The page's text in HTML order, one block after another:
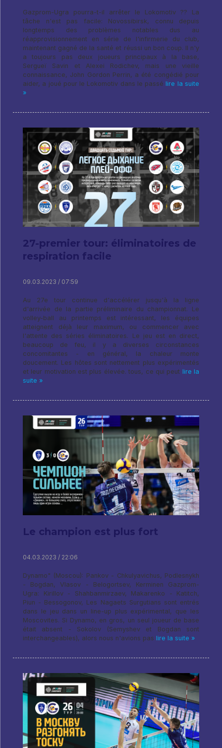
Gazprom-Ugra pourra-t-il arrêter le Lokomotiv ?? La
tâche n'est pas facile: Novossibirsk, connu depuis
longtemps des problèmes notables dus au
réapprovisionnement en série de l'infirmerie du club,
maintenant gagné de la santé et réussi un bon coup. Il n'y
a toujours pas deux joueurs principaux à la base,
Sergueï Savin et Alexei Rodichev, mais une vieille
connaissance, John Gordon Perrin, a été congédié pour
aider, a joué pour le Lokomotiv dans le passé lire la suite
»
27-premier tour: éliminatoires de
respiration facile
09.03.2023 / 07:59
Au 27e tour continue d'accélérer jusqu'à la ligne
d'arrivée de la partie préliminaire du championnat. Le
volley-ball au printemps est intéressant, les équipes
atteignent déjà leur maximum, ou commencer avec
l'attente des séries éliminatoires. Le jeu est en direct,
beaucoup de feu, il y a diverses circonstances
concomitantes - en général, la chaleur monte
doucement. Les hôtes sont nettement plus expérimentés
et leur motivation est plus élevée. tous, ce qui peut lire la
suite »
Le champion est plus fort
04.03.2023 / 22:06
Dynamo" (Moscou): Pankov - Chkulyavichus, Podlesnykh
- Bogdan, Vlasov - Belogortsev, Kerminen Gazprom-
Ugra: Kirillov - Shahbanmirzaev, Makarenko - Katitch,
Piun - Bessogonov, Les Nagaets Surgutians sont entrés
dans le jeu dans un line-up plus expérimental, que les
Moscovites. Si Dynamo, en gros, un seul joueur de base
était absent - Sokolov (Semyshev et Bogdan sont
interchangeables), alors nous n'avions pas lire la suite »